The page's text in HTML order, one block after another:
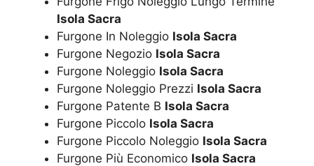
Isola Sacra
Furgone In Noleggio Isola Sacra
Furgone Negozio Isola Sacra
Furgone Noleggio Isola Sacra
Furgone Noleggio Prezzi Isola Sacra
Furgone Patente B Isola Sacra
Furgone Piccolo Isola Sacra
Furgone Piccolo Noleggio Isola Sacra
Furgone Più Economico Isola Sacra